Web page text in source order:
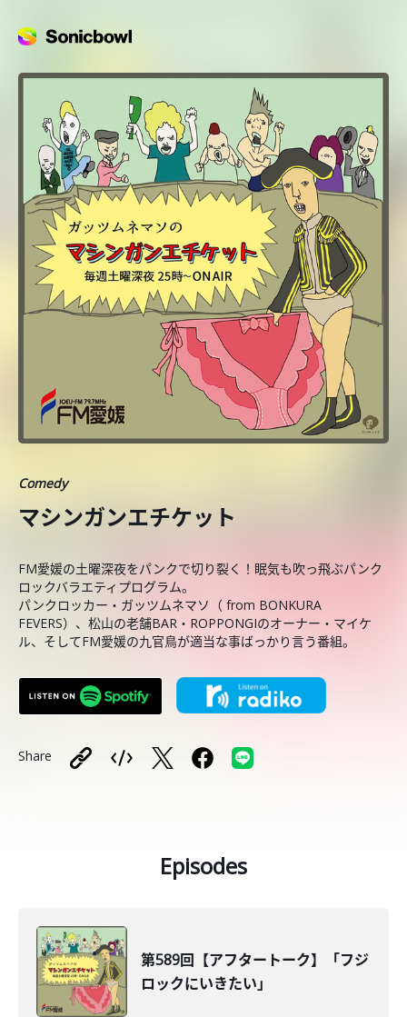
Comedy
マシンガンエチケット
FM愛媛の土曜深夜をパンクで切り裂く！眠気も吹っ飛ぶパンク
ロックバラエティプログラム。
パンクロッカー・ガッツムネマソ（ from BONKURA
FEVERS）、松山の老舗BAR・ROPPONGIのオーナー・マイケ
ル、そしてFM愛媛の九官鳥が適当な事ばっかり言う番組。
Share
Episodes
第589回【アフタートーク】「フジ
ロックにいきたい」